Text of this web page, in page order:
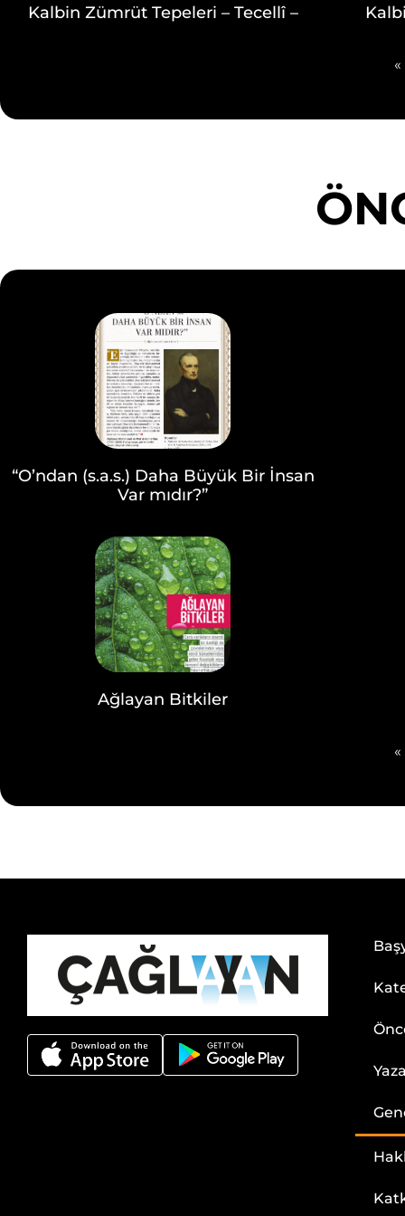
Kalbin Zümrüt Tepeleri – Tecellî –
“O’ndan (s.a.s.) Daha Büyük Bir İnsan
Var mıdır?”
Ağlayan Bitkiler